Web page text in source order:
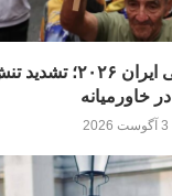
بحران دیپلماسی ایران ۲۰۲۶؛
در خاورمیانه
3 آگوست 2026